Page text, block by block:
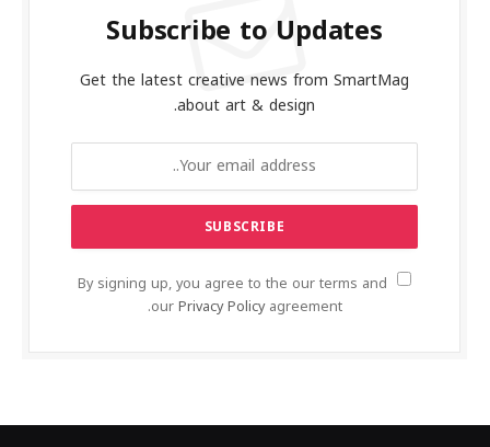
Subscribe to Updates
Get the latest creative news from SmartMag
about art & design.
By signing up, you agree to the our terms and
ourPrivacy Policyagreement.